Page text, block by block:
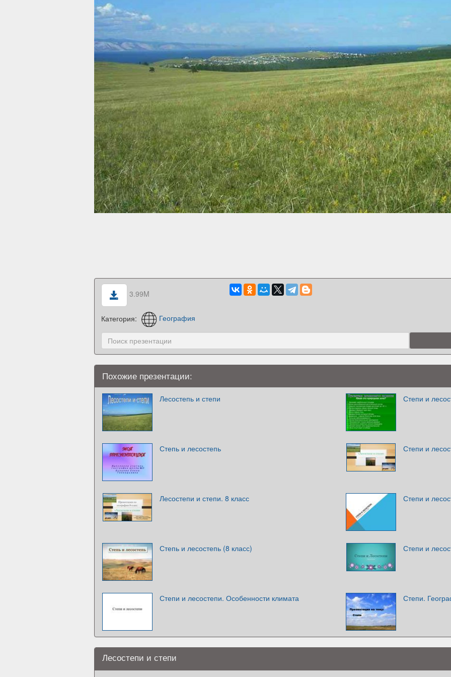
3.99M
Категория: География
Похожие презентации:
Лесостепь и степи Степи и
Степь и лесостепь Степи и
Лесостепи и степи. 8 класс Степи и
Степь и лесостепь (8 класс) Степи и
Степи и лесостепи. Особенности климата Степи.
Лесостепи и степи